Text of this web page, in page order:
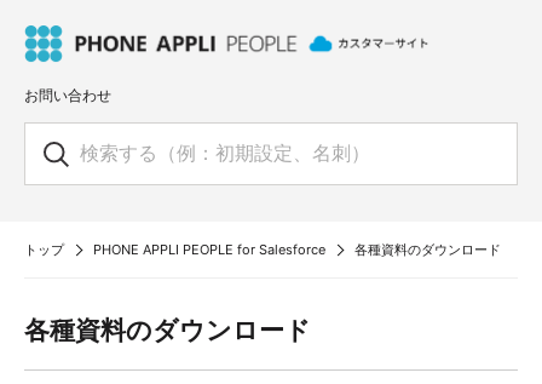
お問い合わせ
トップ PHONE APPLI PEOPLE for Salesforce 各種資料のダウンロード
各種資料のダウンロード